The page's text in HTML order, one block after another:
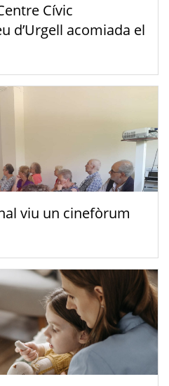
Cívic
d’Urgell acomiada el
viu un cinefòrum